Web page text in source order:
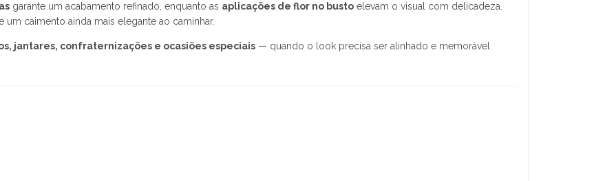
garante um acabamento refinado, enquanto as aplicações de flor no busto elevam o visual com delicadeza.
caimento ainda mais elegante ao caminhar.
jantares, confraternizações e ocasiões especiais — quando o look precisa ser alinhado e memorável.